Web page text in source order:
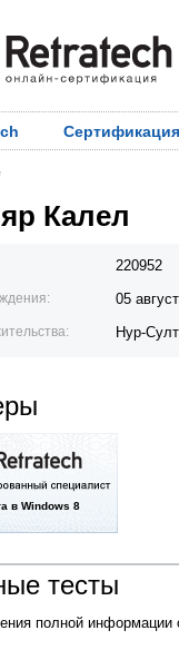
Сертификация
Калел
220952
05
Нур-
в Windows 8
тесты
полной информации